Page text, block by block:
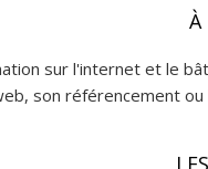
À
sur l'internet et le
son référencement